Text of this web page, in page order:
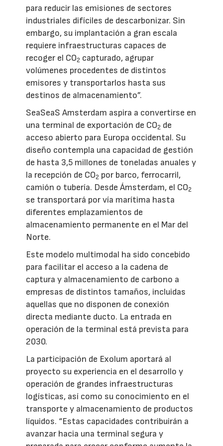
para reducir las emisiones de sectores
industriales difíciles de descarbonizar. Sin
embargo, su implantación a gran escala
requiere infraestructuras capaces de
recoger el CO2 capturado, agrupar
volúmenes procedentes de distintos
emisores y transportarlos hasta sus
destinos de almacenamiento”.
SeaSeaS Amsterdam aspira a convertirse en
una terminal de exportación de CO2 de
acceso abierto para Europa occidental. Su
diseño contempla una capacidad de gestión
de hasta 3,5 millones de toneladas anuales y
la recepción de CO2 por barco, ferrocarril,
camión o tubería. Desde Ámsterdam, el CO2
se transportará por vía marítima hasta
diferentes emplazamientos de
almacenamiento permanente en el Mar del
Norte.
Este modelo multimodal ha sido concebido
para facilitar el acceso a la cadena de
captura y almacenamiento de carbono a
empresas de distintos tamaños, incluidas
aquellas que no disponen de conexión
directa mediante ducto. La entrada en
operación de la terminal está prevista para
2030.
La participación de Exolum aportará al
proyecto su experiencia en el desarrollo y
operación de grandes infraestructuras
logísticas, así como su conocimiento en el
transporte y almacenamiento de productos
líquidos. “Estas capacidades contribuirán a
avanzar hacia una terminal segura y